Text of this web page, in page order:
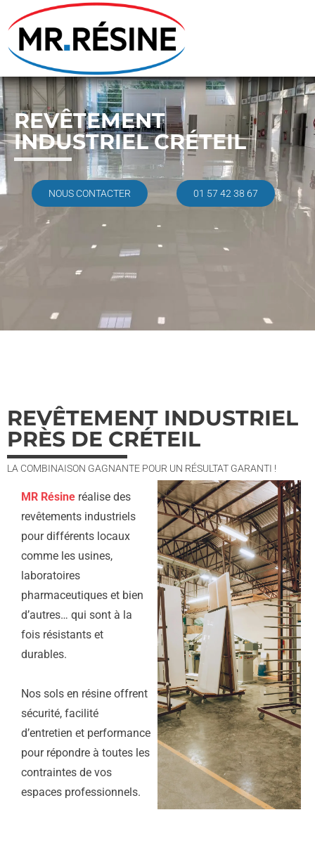
REVÊTEMENT
INDUSTRIEL CRÉTEIL
NOUS CONTACTER 01 57 42 38 67
REVÊTEMENT INDUSTRIEL
PRÈS DE CRÉTEIL
LA COMBINAISON GAGNANTE POUR UN RÉSULTAT GARANTI !
MR Résine réalise des
revêtements industriels
pour différents locaux
comme les usines,
laboratoires
pharmaceutiques et bien
d’autres… qui sont à la
fois résistants et
durables.
Nos sols en résine offrent
sécurité, facilité
d’entretien et performance
pour répondre à toutes les
contraintes de vos
espaces professionnels.